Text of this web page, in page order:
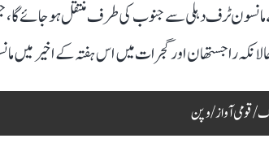
ٹرف دہلی سے جنوب کی طرف منتقل ہو جائے
راجستھان اور گجرات میں اس ہفتہ کے اخیر میں
/ قومی آواز / وپن